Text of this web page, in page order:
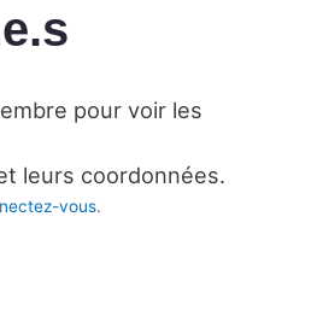
pour voir les
leurs coordonnées.
vous.